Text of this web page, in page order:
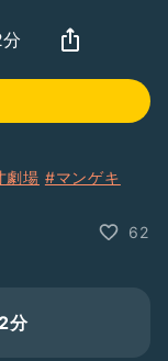
劇場 #マンゲキ
62
分